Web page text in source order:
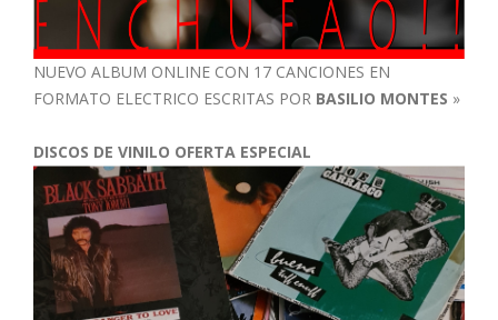
NUEVO ALBUM ONLINE CON 17 CANCIONES EN
FORMATO ELECTRICO ESCRITAS POR BASILIO MONTES »
DISCOS DE VINILO OFERTA ESPECIAL